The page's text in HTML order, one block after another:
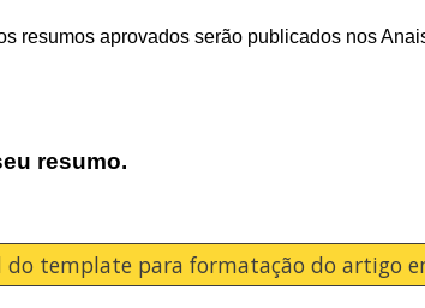
resumos aprovados serão publicados nos
resumo.
do template para formatação do artigo